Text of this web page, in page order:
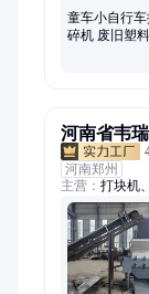
童车小自行
碎机 废旧塑
河南省韦
河南郑州
主营： 打块机
机、切圈机、
胎切块机、橡
备、轮胎破碎
粉碎机、轮胎
钢丝破碎机、